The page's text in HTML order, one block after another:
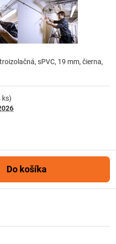
sPVC, 19 mm, čierna,
ks)
Do košíka